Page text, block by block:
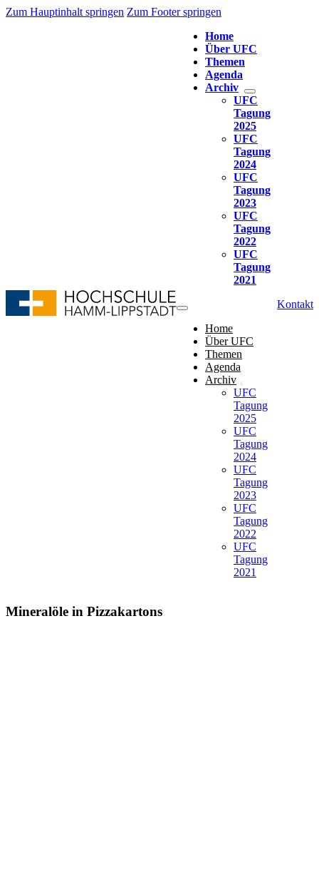
Zum Hauptinhalt springen Zum Footer springen
Home
Über UFC
Themen
Agenda
Archiv
UFC
Tagung
2025
UFC
Tagung
2024
UFC
Tagung
2023
UFC
Tagung
2022
UFC
Tagung
2021
Home
Über UFC
Themen
Agenda
Archiv
UFC
Tagung
2025
UFC
Tagung
2024
UFC
Tagung
2023
UFC
Tagung
2022
UFC
Tagung
2021
Kontakt
Mineralöle in Pizzakartons